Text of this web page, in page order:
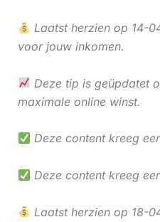
Laatst herzien op 14-
voor jouw inkomen.
Deze tip is geüpdatet
maximale online winst.
Deze content kreeg
Deze content kreeg
Laatst herzien op 18-